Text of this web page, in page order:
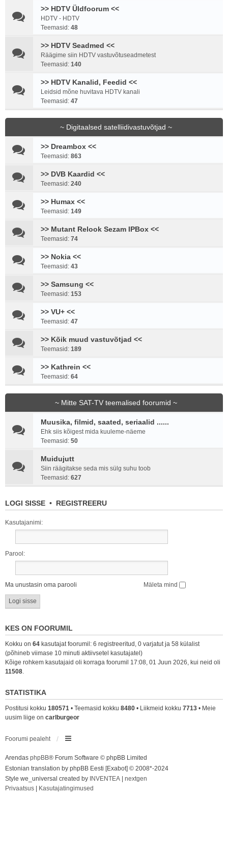
>> HDTV Üldfoorum <<
HDTV - HDTV
Teemasid: 48
>> HDTV Seadmed <<
Räägime siin HDTV vastuvõtuseadmetest
Teemasid: 140
>> HDTV Kanalid, Feedid <<
Leidsid mõne huvitava HDTV kanali
Teemasid: 47
~ Digitaalsed satelliidivastuvõtjad ~
>> Dreambox <<
Teemasid: 863
>> DVB Kaardid <<
Teemasid: 240
>> Humax <<
Teemasid: 149
>> Mutant Relook Sezam IPBox <<
Teemasid: 74
>> Nokia <<
Teemasid: 43
>> Samsung <<
Teemasid: 153
>> VU+ <<
Teemasid: 47
>> Kõik muud vastuvõtjad <<
Teemasid: 189
>> Kathrein <<
Teemasid: 64
~ Mitte SAT-TV teemalised foorumid ~
Muusika, filmid, saated, seriaalid ......
Ehk siis kõigest mida kuuleme-näeme
Teemasid: 50
Muidujutt
Siin räägitakse seda mis sülg suhu toob
Teemasid: 627
LOGI SISSE • REGISTREERU
Kasutajanimi:
Parool:
Ma unustasin oma parooli Mäleta mind
KES ON FOORUMIL
Kokku on 64 kasutajat foorumil: 6 registreeritud, 0 varjatut ja 58 külalist
(põhineb viimase 10 minuti aktiivsetel kasutajatel)
Kõige rohkem kasutajaid oli korraga foorumil 17:08, 01 Juun 2026, kui neid oli
11508
STATISTIKA
Postitusi kokku 180571 • Teemasid kokku 8480 • Liikmeid kokku 7713 • Meie
uusim liige on carlburgeor
Foorumi pealeht
Arendas phpBB® Forum Software © phpBB Limited
Estonian translation by phpBB Eesti [Exabot] © 2008*-2024
Style we_universal created by INVENTEA | nextgen
Privaatsus | Kasutajatingimused